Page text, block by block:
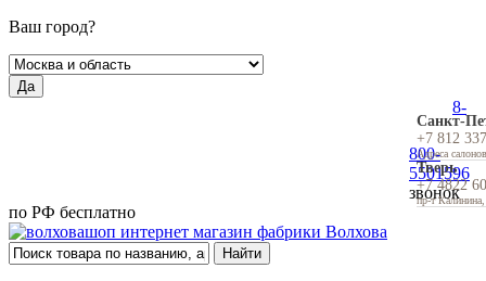
Ваш город?
Да
Санкт-
+7 812
Адреса
Тверь
+7 4822
пр-т
8-
800-
5501596
звонок
по РФ бесплатно